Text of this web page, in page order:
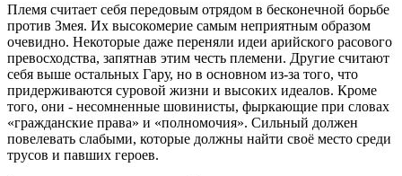
Племя считает себя передовым отрядом в бесконечной борьбе
против Змея. Их высокомерие самым неприятным образом
очевидно. Некоторые даже переняли идеи арийского расового
превосходства, запятнав этим честь племени. Другие считают
себя выше остальных Гару, но в основном из-за того, что
придерживаются суровой жизни и высоких идеалов. Кроме
того, они - несомненные шовинисты, фыркающие при словах
«гражданские права» и «полномочия». Сильный должен
повелевать слабыми, которые должны найти своё место среди
трусов и павших героев.